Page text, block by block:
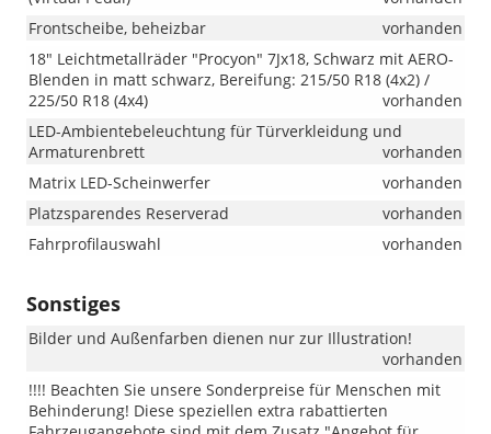
Frontscheibe, beheizbar
vorhanden
18" Leichtmetallräder "Procyon" 7Jx18, Schwarz mit AERO-
Blenden in matt schwarz, Bereifung: 215/50 R18 (4x2) /
225/50 R18 (4x4)
vorhanden
LED-Ambientebeleuchtung für Türverkleidung und
Armaturenbrett
vorhanden
Matrix LED-Scheinwerfer
vorhanden
Platzsparendes Reserverad
vorhanden
Fahrprofilauswahl
vorhanden
Sonstiges
Bilder und Außenfarben dienen nur zur Illustration!
vorhanden
!!!! Beachten Sie unsere Sonderpreise für Menschen mit
Behinderung! Diese speziellen extra rabattierten